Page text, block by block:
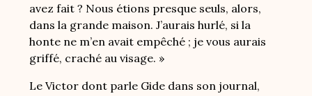
avez fait ? Nous étions presque seuls, alors,
dans la grande maison. J’aurais hurlé, si la
honte ne m’en avait empêché ; je vous aurais
griffé, craché au visage. »
Le Victor dont parle Gide dans son journal,